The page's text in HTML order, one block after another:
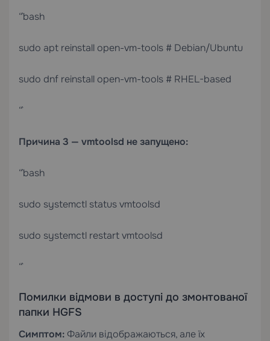
“`bash
sudo apt reinstall open-vm-tools # Debian/Ubuntu
sudo dnf reinstall open-vm-tools # RHEL-based
“`
Причина 3 — vmtoolsd не запущено:
“`bash
sudo systemctl status vmtoolsd
sudo systemctl restart vmtoolsd
“`
Помилки відмови в доступі до змонтованої
папки HGFS
Симптом: Файли відображаються, але їх